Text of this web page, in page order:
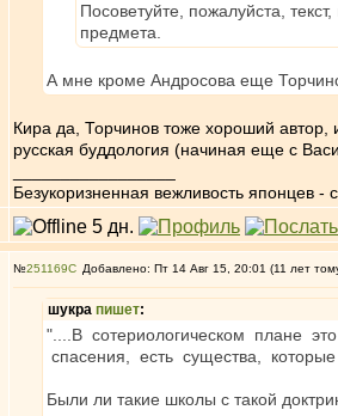
Посоветуйте, пожалуйста,
предмета.
А мне кроме Андросова еще
Кира да, Торчинов тоже хороший автор,
русская буддология (начиная еще с
Безукоризненная вежливость японцев -
№251169 Добавлено: Пт 14 Авг 15, 20:01 (11 лет
шукра пишет:
"....В сотериологическом плане
спасения, есть существа,
Были ли такие школы с такой